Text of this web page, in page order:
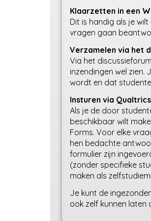
Klaarzetten in een
Dit is handig als je
vragen gaan
Verzamelen via het
Via het
inzendingen wel
wordt en dat
Insturen via
Als je de door
beschikbaar wilt
Forms. Voor elke
hen bedachte
formulier zijn
(zonder specifieke
maken als
Je kunt de
ook zelf kunnen laten